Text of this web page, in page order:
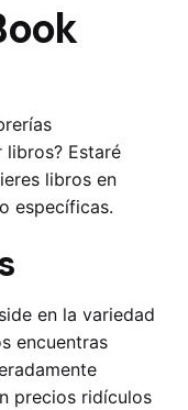
libros? Estaré
libros en
específicas.
en la variedad
encuentras
precios ridículos